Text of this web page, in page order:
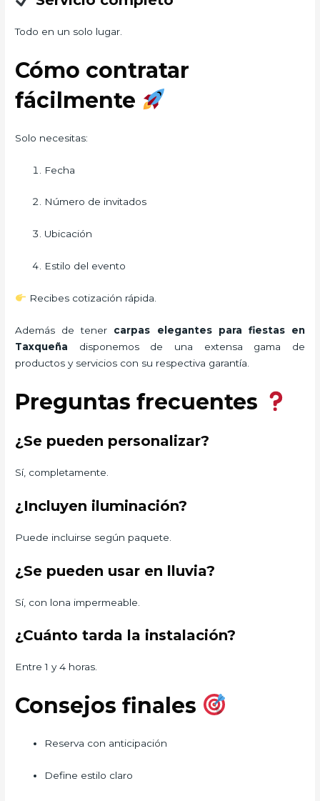
Todo en un solo lugar.
Cómo contratar
fácilmente
Solo necesitas:
Fecha
Número de invitados
Ubicación
Estilo del evento
Recibes cotización rápida.
Además de tener carpas elegantes para fiestas
en
Taxqueña disponemos de una extensa gama de
productos y servicios con su respectiva garantía.
Preguntas frecuentes
¿Se pueden personalizar?
Sí, completamente.
¿Incluyen iluminación?
Puede incluirse según paquete.
¿Se pueden usar en lluvia?
Sí, con lona impermeable.
¿Cuánto tarda la instalación?
Entre 1 y 4 horas.
Consejos finales
Reserva con anticipación
Define estilo claro